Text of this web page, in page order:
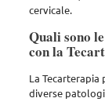
cervicale.
Quali sono
con la
La
diverse